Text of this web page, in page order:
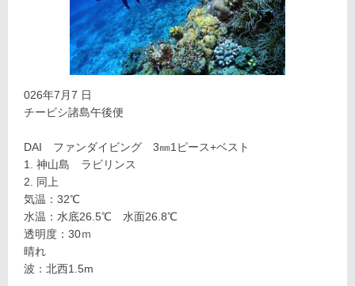
026年7月7 日
チービシ諸島午後便
DAI ファンダイビング 3㎜1ピース+ベスト
神山島 ラビリンス
同上
気温：32℃
水温：水底26.5℃ 水面26.8℃
透明度：30ｍ
晴れ
波：北西1.5m